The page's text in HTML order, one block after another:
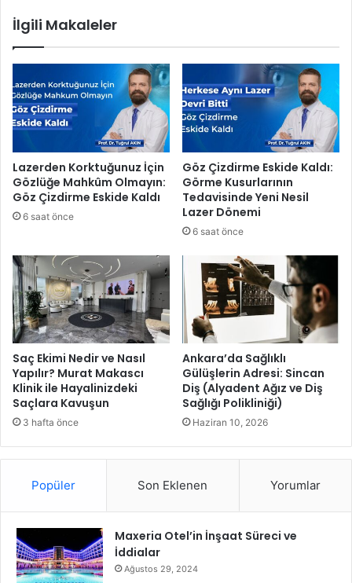
l
r
“
N
i
f
e
l
’
n
i
n
h
a
k
k
ı
n
ı
k
İlgili Makaleler
Lazerden Korktuğunuz İçin
Gözlüğe Mahkûm Olmayın:
Göz Çizdirme Eskide Kaldı
6 saat önce
Göz Çizdirme Eskide Kaldı:
Görme Kusurlarının
Tedavisinde Yeni Nesil
Lazer Dönemi
6 saat önce
Saç Ekimi Nedir ve Nasıl
Yapılır? Murat Makascı
Klinik ile Hayalinizdeki
Saçlara Kavuşun
3 hafta önce
Ankara’da Sağlıklı
Gülüşlerin Adresi: Sincan
Diş (Alyadent Ağız ve Diş
Sağlığı Polikliniği)
Haziran 10, 2026
Popüler Son Eklenen Yorumlar
Maxeria Otel’in İnşaat Süreci ve
İddialar
Ağustos 29, 2024